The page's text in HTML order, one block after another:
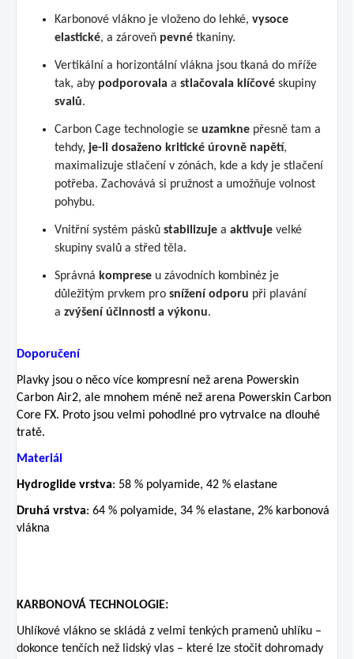
Karbonové vlákno je vloženo do lehké, vysoce
elastické, a zároveň pevné tkaniny.
Vertikální a horizontální vlákna jsou tkaná do mříže
tak, aby podporovala a stlačovala klíčové skupiny
svalů.
Carbon Cage technologie se uzamkne přesně tam a
tehdy, je-li dosaženo kritické úrovně napětí,
maximalizuje stlačení v zónách, kde a kdy je stlačení
potřeba. Zachovává si pružnost a umožňuje volnost
pohybu.
Vnitřní systém pásků stabilizuje a aktivuje velké
skupiny svalů a střed těla.
Správná komprese u závodních kombinéz je
důležitým prvkem pro snížení odporu při plavání
a zvýšení účinnosti a výkonu.
Doporučení
Plavky jsou o něco více kompresní než arena Powerskin
Carbon Air2, ale mnohem méně než arena Powerskin Carbon
Core FX. Proto jsou velmi pohodlné pro vytrvalce na dlouhé
tratě.
Materiál
Hydroglide vrstva: 58 % polyamide, 42 % elastane
Druhá vrstva: 64 % polyamide, 34 % elastane, 2% karbonová
vlákna
KARBONOVÁ TECHNOLOGIE:
Uhlíkové vlákno se skládá z velmi tenkých pramenů uhlíku –
dokonce tenčích než lidský vlas – které lze stočit dohromady